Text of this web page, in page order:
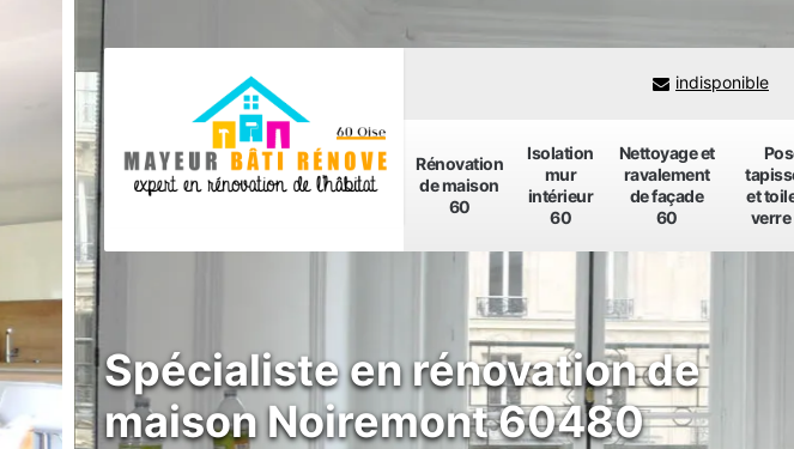
Rénovation
de maison
60
Isolation
mur
intérieur
60
Nettoyage et
ravalement
de façade
60
et
verre
indisponible
Spécialiste en rénovation de
maison Noiremont 60480